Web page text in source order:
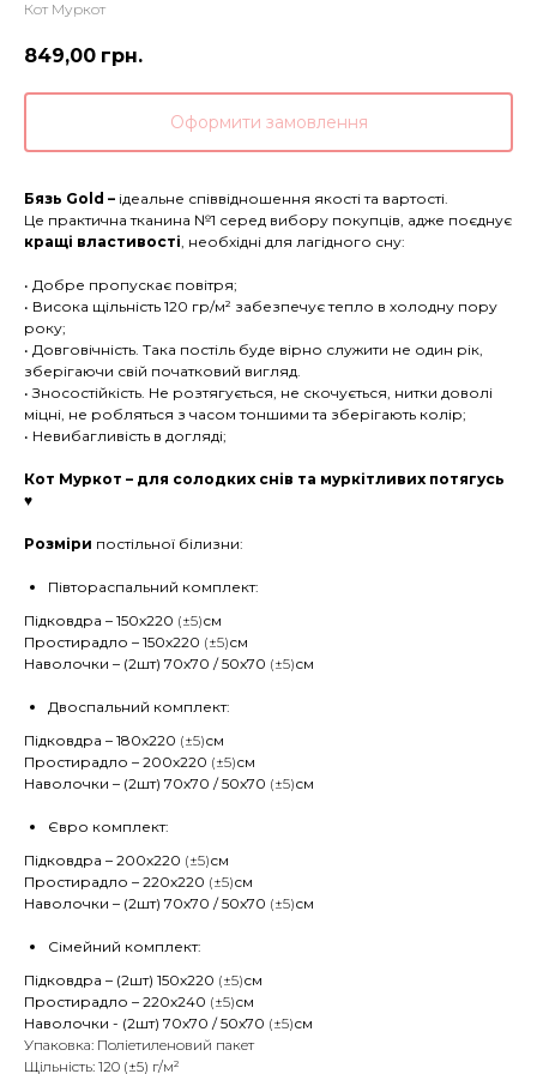
Кот Муркот
849,00 грн.
Оформити замовлення
Бязь Gold – ідеальне співвідношення якості та вартості.
Це практична тканина №1 серед вибору покупців, адже поєднує
кращі властивості, необхідні для лагідного сну:
• Добре пропускає повітря;
• Висока щільність 120 гр/м² забезпечує тепло в холодну пору
року;
• Довговічність. Така постіль буде вірно служити не один рік,
зберігаючи свій початковий вигляд.
• Зносостійкість. Не розтягується, не скочується, нитки доволі
міцні, не робляться з часом тоншими та зберігають колір;
• Невибагливість в догляді;
Кот Муркот – для солодких снів та муркітливих потягусь
♥
Розміри постільної білизни:
Півтораспальний комплект:
Підковдра – 150х220 (±5)см
Простирадло – 150х220 (±5)см
Наволочки – (2шт) 70х70 / 50х70 (±5)см
Двоспальний комплект:
Підковдра – 180х220 (±5)см
Простирадло – 200х220 (±5)см
Наволочки – (2шт) 70х70 / 50х70 (±5)см
Євро комплект:
Підковдра – 200х220 (±5)см
Простирадло – 220х220 (±5)см
Наволочки – (2шт) 70х70 / 50х70 (±5)см
Сімейний комплект:
Підковдра – (2шт) 150х220 (±5)см
Простирадло – 220х240 (±5)см
Наволочки - (2шт) 70х70 / 50х70 (±5)см
Упаковка: Поліетиленовий пакет
Щільність: 120 (±5) г/м²